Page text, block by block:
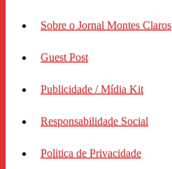
Sobre o Jornal Montes Claros
Guest Post
Publicidade / Mídia Kit
Responsabilidade Social
Politica de Privacidade